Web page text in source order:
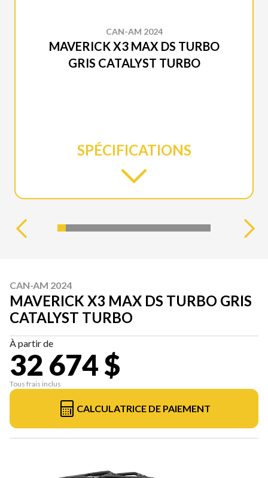
CAN-AM 2024
MAVERICK X3 MAX DS TURBO
GRIS CATALYST TURBO
SPÉCIFICATIONS
CAN-AM 2024
MAVERICK X3 MAX DS TURBO GRIS
CATALYST TURBO
À partir de
32 674 $
Tous frais inclus
CALCULATRICE DE PAIEMENT